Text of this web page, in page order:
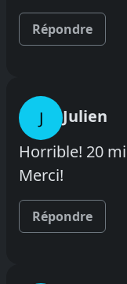
Répondre
J
Julien
Horrible! 20
Merci!
Répondre